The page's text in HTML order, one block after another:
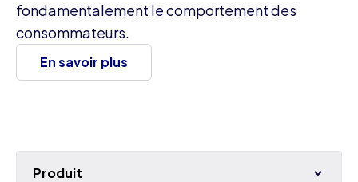
fondamentalement le comportement des
consommateurs.
En savoir plus
Produit